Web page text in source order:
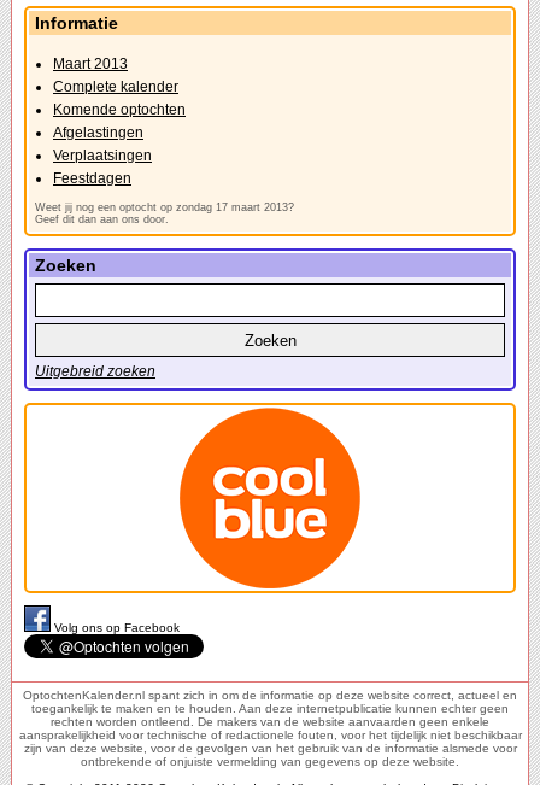
Informatie
Maart 2013
Complete kalender
Komende optochten
Afgelastingen
Verplaatsingen
Feestdagen
Weet jij nog een optocht op zondag 17 maart 2013?
Geef dit dan aan ons door.
Zoeken
Uitgebreid zoeken
Volg ons op Facebook
OptochtenKalender.nl spant zich in om de informatie op deze website correct, actueel en
toegankelijk te maken en te houden. Aan deze internetpublicatie kunnen echter geen
rechten worden ontleend. De makers van de website aanvaarden geen enkele
aansprakelijkheid voor technische of redactionele fouten, voor het tijdelijk niet beschikbaar
zijn van deze website, voor de gevolgen van het gebruik van de informatie alsmede voor
ontbrekende of onjuiste vermelding van gegevens op deze website.